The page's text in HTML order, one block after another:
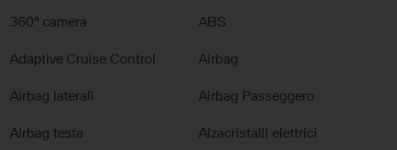
360° camera ABS
Adaptive Cruise Control Airbag
Airbag laterali Airbag Passeggero
Airbag testa Alzacristalli elettrici